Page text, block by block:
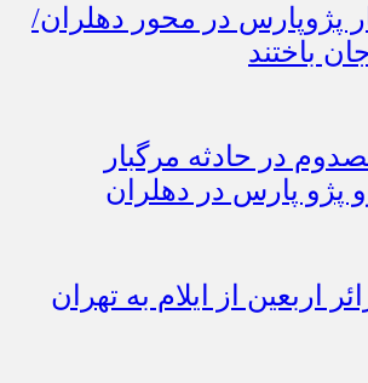
پژوپارس در محور دهلران/
در حادثه مرگبار
پژو پارس در دهلران
اربعین از ایلام به تهران